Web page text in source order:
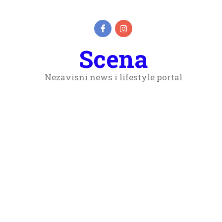
Scena
Nezavisni news i lifestyle portal